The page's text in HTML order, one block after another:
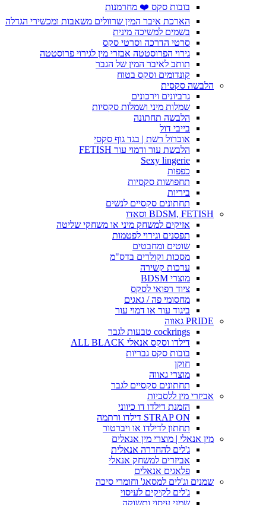
בובות סקס ❤️ מחרמנות
הארכת איבר המין שרוולים משאבות ומכשירי הגדלה
בשמים למשיכה מינית
סרטי הדרכה וסרטי סקס
גירוי הפרוסטטה אבזרי מין לגירוי פרוסטטה
תותב לאיבר המין של הגבר
קונדומים וסקס בטוח
הלבשה סקסית
גרביונים וירכונים
שמלות מיני ושמלות סקסיות
הלבשה תחתונה
בייבי דול
אוברול רשת | בגד גוף סקסי
הלבשת עור ודמוי עור FETISH
Sexy lingerie
כפפות
תחפושות סקסיות
ביריות
תחתונים סקסיים לנשים
BDSM, FETISH וסאדו
אזיקים למשחק מיני או משחקי שליטה
תפסנים וגירוי לפטמות
שוטים ומחבטים
מסכות וקולרים בדס"מ
ערכות קשירה
מוצרי BDSM
ציוד רפואי לסקס
מחסומי פה / גאגים
ביגוד עור או דמוי עור
PRIDE גאווה
cockrings טבעות לגבר
דילדו וסקס אנאלי ALL BLACK
בובות סקס גבריות
חוקן
מוצרי גאווה
תחתונים סקסיים לגבר
אביזרי מין ללסביות
הזמנת דילדו דו כיווני
STRAP ON דילדו ורתמה
תחתון לדילדו או ויברטור
מין אנאלי | מוצרי מין אנאלים
ג'לים להחדרה אנאלית
אביזרים למשחק אנאלי
פלאגים אנאלים
שמנים וג'לים למסאג' וחומרי סיכה
ג'לים לקיקים לעיסוי
שמני עיסוי ותשוקה